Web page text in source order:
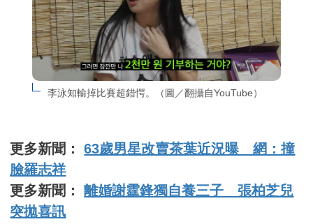
李泳知輸掉比賽超錯愕。（圖／翻攝自YouTube）
更多新聞：63歲男星改賣茶葉近況曝 網：撞
臉羅志祥
更多新聞：離婚謝霆鋒獨自養三子 張柏芝兒
突拋喜訊